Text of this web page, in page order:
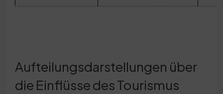
Aufteilungsdarstellungen über
die Einflüsse des Tourismus